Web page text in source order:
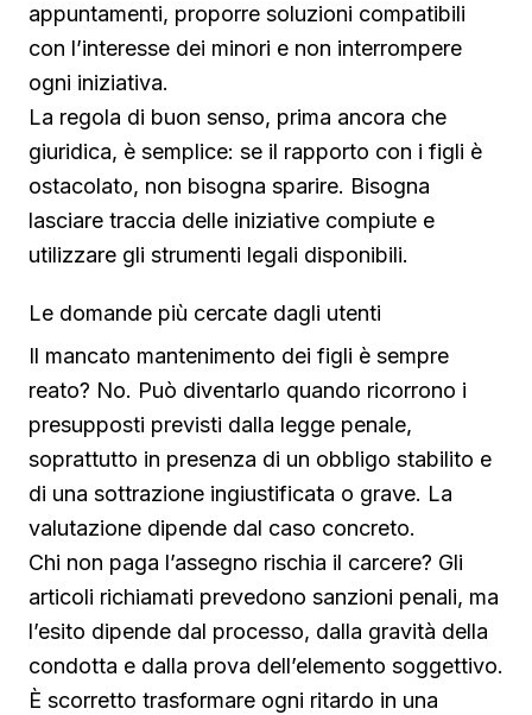
appuntamenti, proporre soluzioni compatibili
con l’interesse dei minori e non interrompere
ogni iniziativa.
La regola di buon senso, prima ancora che
giuridica, è semplice: se il rapporto con i figli è
ostacolato, non bisogna sparire. Bisogna
lasciare traccia delle iniziative compiute e
utilizzare gli strumenti legali disponibili.
Le domande più cercate dagli utenti
Il mancato mantenimento dei figli è sempre
reato? No. Può diventarlo quando ricorrono i
presupposti previsti dalla legge penale,
soprattutto in presenza di un obbligo stabilito e
di una sottrazione ingiustificata o grave. La
valutazione dipende dal caso concreto.
Chi non paga l’assegno rischia il carcere? Gli
articoli richiamati prevedono sanzioni penali, ma
l’esito dipende dal processo, dalla gravità della
condotta e dalla prova dell’elemento soggettivo.
È scorretto trasformare ogni ritardo in una